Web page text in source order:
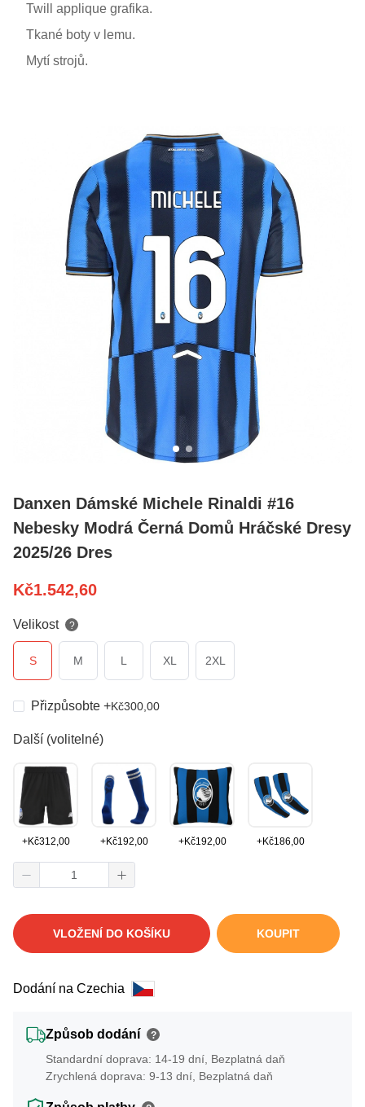
Twill applique grafika.
Tkané boty v lemu.
Mytí strojů.
Danxen Dámské Michele Rinaldi #16
Nebesky Modrá Černá Domů Hráčské Dresy
2025/26 Dres
Kč1.542,60
Velikost ?
S M L XL 2XL
Přizpůsobte +Kč300,00
Další (volitelné)
+Kč312,00 +Kč192,00 +Kč192,00 +Kč186,00
VLOŽENÍ DO KOŠÍKU KOUPIT
Dodání na Czechia
Způsob dodání ?
Standardní doprava: 14-19 dní, Bezplatná daň
Zrychlená doprava: 9-13 dní, Bezplatná daň